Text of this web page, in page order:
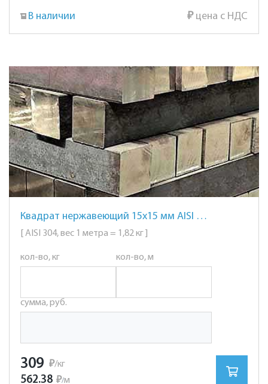
В наличии ₽цена с НДС
Квадрат нержавеющий 15х15 мм AISI 304 сталь 08Х18Н10
[ AISI 304, вес 1 метра = 1,82 кг ]
кол-во, кг кол-во, м
сумма, руб.
309 ₽/кг
562.38 ₽/м